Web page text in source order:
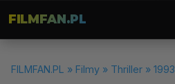
FILMFAN.PL
FILMFAN.PL » Filmy » Thriller » 1993